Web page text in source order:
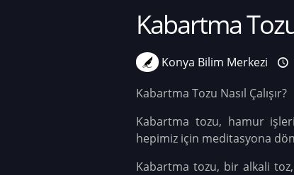
Kabartma Tozu
Konya Bilim Merkezi
Kabartma Tozu Nasıl Çalışır?
Kabartma tozu, hamur
hepimiz için meditasyona
Kabartma tozu, bir alkali